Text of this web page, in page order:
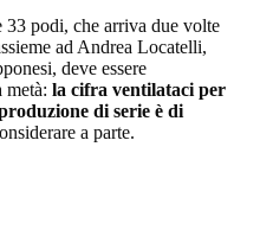
podi, che arriva due volte
ad Andrea Locatelli,
deve essere
metà: la cifra ventilataci per
di serie è di
a parte.